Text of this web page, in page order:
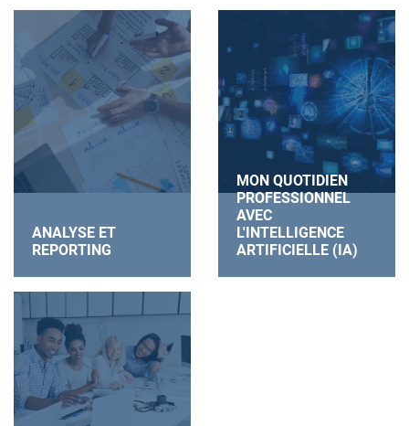
ANALYSE ET
REPORTING
MON QUOTIDIEN
PROFESSIONNEL
AVEC
L'INTELLIGENCE
ARTIFICIELLE (IA)